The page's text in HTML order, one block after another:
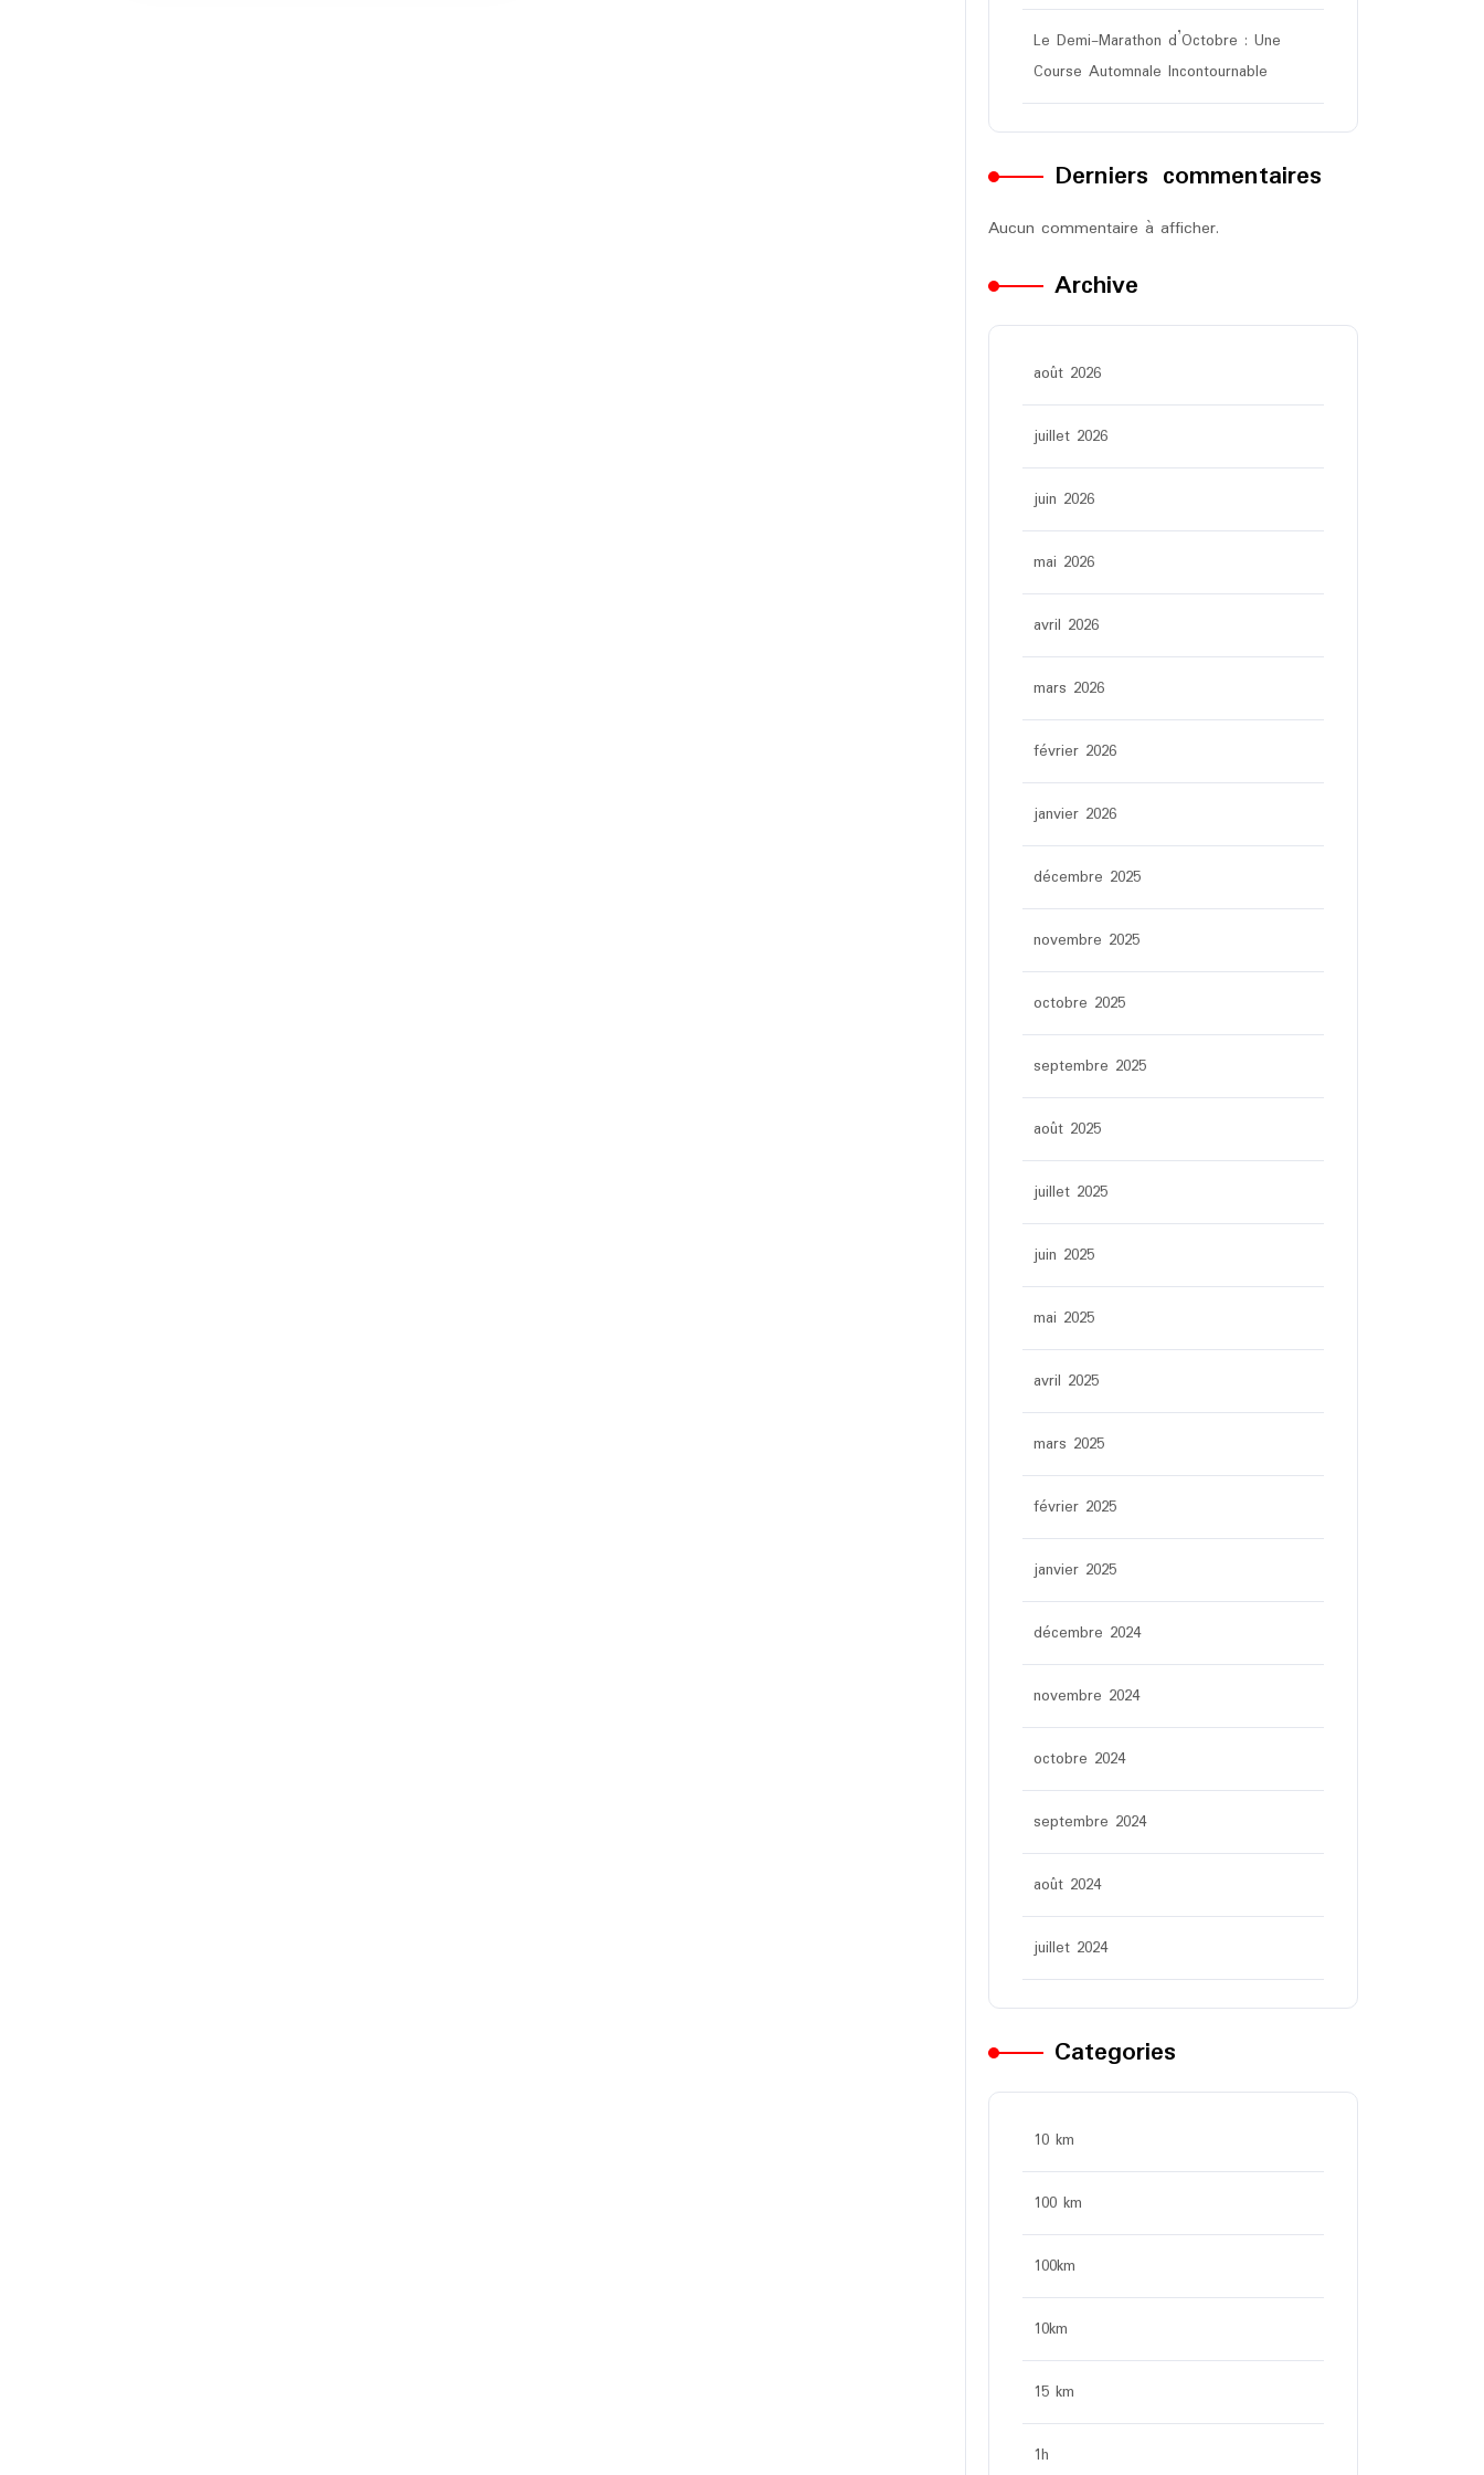
Le Demi-Marathon d’Octobre : Une
Course Automnale Incontournable
Derniers commentaires
Aucun commentaire à afficher.
Archive
août 2026
juillet 2026
juin 2026
mai 2026
avril 2026
mars 2026
février 2026
janvier 2026
décembre 2025
novembre 2025
octobre 2025
septembre 2025
août 2025
juillet 2025
juin 2025
mai 2025
avril 2025
mars 2025
février 2025
janvier 2025
décembre 2024
novembre 2024
octobre 2024
septembre 2024
août 2024
juillet 2024
Categories
10 km
100 km
100km
10km
15 km
1h